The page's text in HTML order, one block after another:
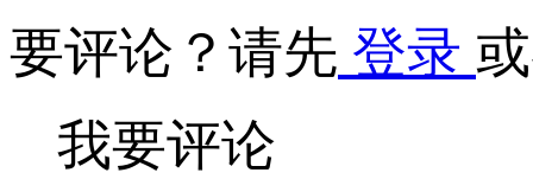
要评论？请先 登录
我要评论